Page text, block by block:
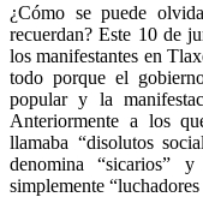
¿Cómo se puede
recuerdan? Este 10 de
los manifestantes en
todo porque el
popular y la
Anteriormente a los
llamaba “disolutos
denomina “sicarios”
simplemente “luchadores